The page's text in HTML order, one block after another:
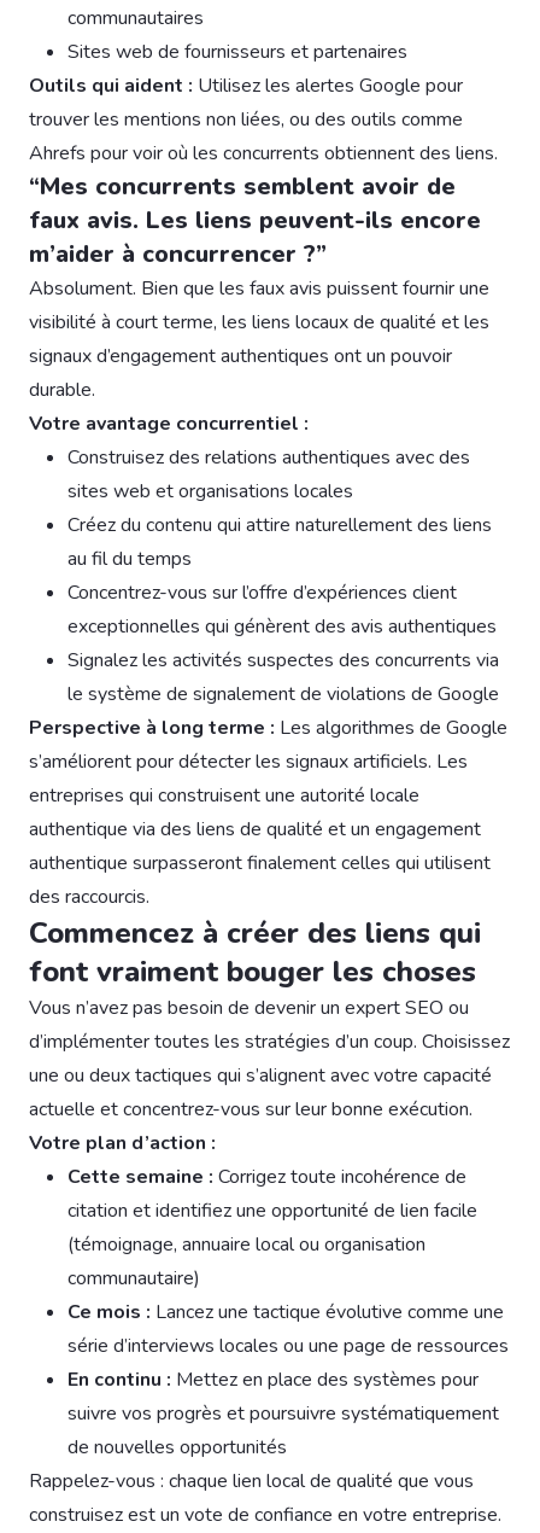
communautaires
Sites web de fournisseurs et partenaires
Outils qui aident : Utilisez les alertes Google pour
trouver les mentions non liées, ou des outils comme
Ahrefs pour voir où les concurrents obtiennent des liens.
“Mes concurrents semblent avoir de
faux avis. Les liens peuvent-ils encore
m’aider à concurrencer ?”
Absolument. Bien que les faux avis puissent fournir une
visibilité à court terme, les liens locaux de qualité et les
signaux d’engagement authentiques ont un pouvoir
durable.
Votre avantage concurrentiel :
Construisez des relations authentiques avec des
sites web et organisations locales
Créez du contenu qui attire naturellement des liens
au fil du temps
Concentrez-vous sur l’offre d’expériences client
exceptionnelles qui génèrent des avis authentiques
Signalez les activités suspectes des concurrents via
le système de signalement de violations de Google
Perspective à long terme : Les algorithmes de Google
s’améliorent pour détecter les signaux artificiels. Les
entreprises qui construisent une autorité locale
authentique via des liens de qualité et un engagement
authentique surpasseront finalement celles qui utilisent
des raccourcis.
Commencez à créer des liens qui
font vraiment bouger les choses
Vous n’avez pas besoin de devenir un expert SEO ou
d’implémenter toutes les stratégies d’un coup. Choisissez
une ou deux tactiques qui s’alignent avec votre capacité
actuelle et concentrez-vous sur leur bonne exécution.
Votre plan d’action :
Cette semaine : Corrigez toute incohérence de
citation et identifiez une opportunité de lien facile
(témoignage, annuaire local ou organisation
communautaire)
Ce mois : Lancez une tactique évolutive comme une
série d’interviews locales ou une page de ressources
En continu : Mettez en place des systèmes pour
suivre vos progrès et poursuivre systématiquement
de nouvelles opportunités
Rappelez-vous : chaque lien local de qualité que vous
construisez est un vote de confiance en votre entreprise.